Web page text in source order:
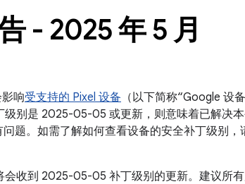
- 2025 年 5 月
响受支持的 Pixel 设备 （以下简称“Google 设
级别是 2025-05-05 或更新，则意味着已解决
题。如需了解如何查看设备的安全补丁级别，
会收到 2025-05-05 补丁级别的更新。建议所